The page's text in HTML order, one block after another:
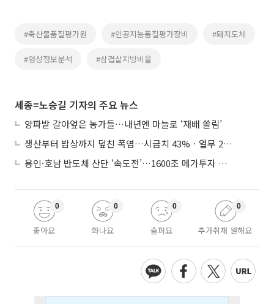
#축산물품질평가원 #인공지능품질평가장비 #돼지도체
#영상정보분석 #삼겹살지방비율
세종=노승길 기자의 주요 뉴스
양파밭 갈아엎은 농가들…내년엔 마늘로 ‘재배 쏠림’
생산부터 밥상까지 덮친 폭염…시금치 43%ㆍ열무 28% 급등
용인·호남 반도체 산단 ‘속도전’…1600조 메가투자 이행 총력
좋아요
0
화나요
0
슬퍼요
0
추가취재 원해요
0